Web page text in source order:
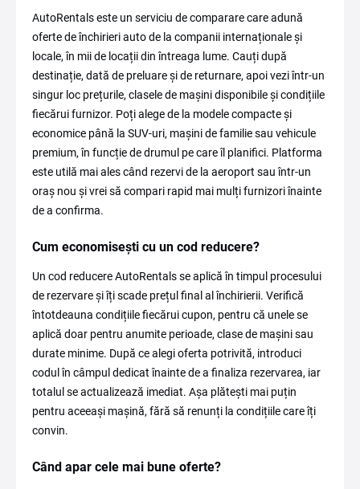
AutoRentals este un serviciu de comparare care adună
oferte de închirieri auto de la companii internaționale și
locale, în mii de locații din întreaga lume. Cauți după
destinație, dată de preluare și de returnare, apoi vezi într-un
singur loc prețurile, clasele de mașini disponibile și condițiile
fiecărui furnizor. Poți alege de la modele compacte și
economice până la SUV-uri, mașini de familie sau vehicule
premium, în funcție de drumul pe care îl planifici. Platforma
este utilă mai ales când rezervi de la aeroport sau într-un
oraș nou și vrei să compari rapid mai mulți furnizori înainte
de a confirma.
Cum economisești cu un cod reducere?
Un cod reducere AutoRentals se aplică în timpul procesului
de rezervare și îți scade prețul final al închirierii. Verifică
întotdeauna condițiile fiecărui cupon, pentru că unele se
aplică doar pentru anumite perioade, clase de mașini sau
durate minime. După ce alegi oferta potrivită, introduci
codul în câmpul dedicat înainte de a finaliza rezervarea, iar
totalul se actualizează imediat. Așa plătești mai puțin
pentru aceeași mașină, fără să renunți la condițiile care îți
convin.
Când apar cele mai bune oferte?